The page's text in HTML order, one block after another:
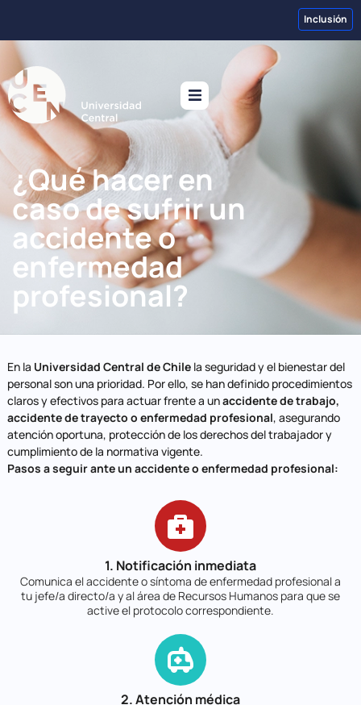
Inclusión
¿Qué hacer en
caso de sufrir un
accidente o
enfermedad
profesional?
En la Universidad Central de Chile la seguridad y el bienestar del
personal son una prioridad. Por ello, se han definido procedimientos
claros y efectivos para actuar frente a unaccidente de trabajo,
accidente de trayecto o enfermedad profesional, asegurando
atención oportuna, protección de los derechos del trabajador y
cumplimiento de la normativa vigente.
Pasos a seguir ante un accidente o enfermedad profesional:
1. Notificación inmediata
Comunica el accidente o síntoma de enfermedad profesional a
tu jefe/a directo/a y al área de Recursos Humanos para que se
active el protocolo correspondiente.
2. Atención médica